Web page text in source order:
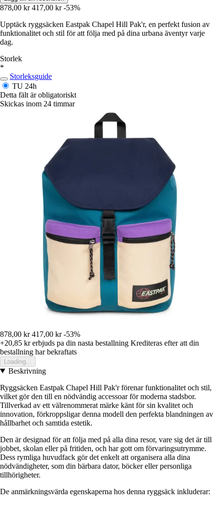
878,00 kr 417,00 kr -53%
Upptäck ryggsäcken Eastpak Chapel Hill Pak'r, en perfekt fusion av
funktionalitet och stil för att följa med på dina urbana äventyr varje
dag.
Storlek
*
Storleksguide
TU 24h
Detta fält är obligatoriskt
Skickas inom 24 timmar
878,00 kr 417,00 kr -53%
+20,85 krerbjuds pa din nasta bestallning Krediteras efter att din
bestallning har bekraftats
Loading...
Beskrivning
Ryggsäcken Eastpak Chapel Hill Pak'r förenar funktionalitet och stil,
vilket gör den till en nödvändig accessoar för moderna stadsbor.
Tillverkad av ett välrenommerat märke känt för sin kvalitet och
innovation, förkroppsligar denna modell den perfekta blandningen av
hållbarhet och samtida estetik.
Den är designad för att följa med på alla dina resor, vare sig det är till
jobbet, skolan eller på fritiden, och har gott om förvaringsutrymme.
Dess rymliga huvudfack gör det enkelt att organisera alla dina
nödvändigheter, som din bärbara dator, böcker eller personliga
tillhörigheter.
De anmärkningsvärda egenskaperna hos denna ryggsäck inkluderar: